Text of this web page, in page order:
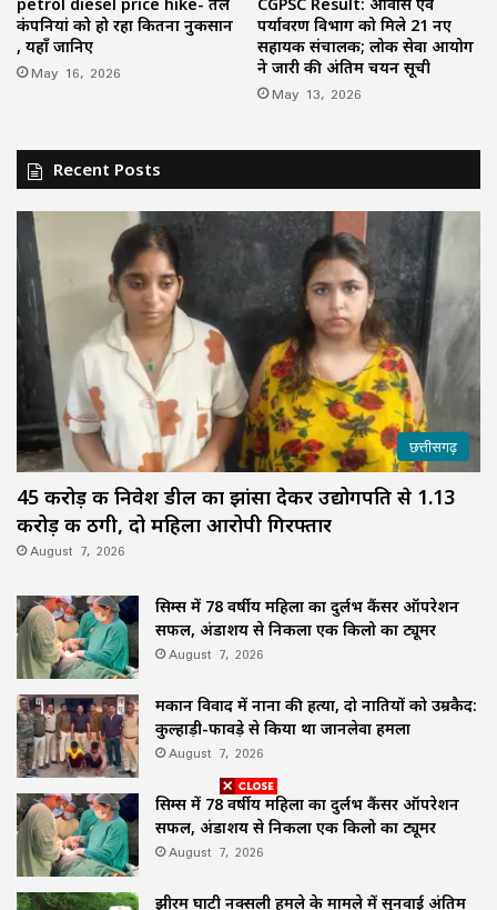
कंपनियां को हो रहा कितना नुकसान
, यहाँ जानिए
May 16, 2026
पर्यावरण विभाग को मिले 21 नए
सहायक संचालक; लोक सेवा आयोग
ने जारी की अंतिम चयन सूची
May 13, 2026
Recent Posts
छत्तीसगढ़
45 करोड़ की निवेश डील का झांसा देकर उद्योगपति से 1.13
करोड़ की ठगी, दो महिला आरोपी गिरफ्तार
August 7, 2026
सिम्स में 78 वर्षीय महिला का दुर्लभ कैंसर ऑपरेशन
सफल, अंडाशय से निकला एक किलो का ट्यूमर
August 7, 2026
मकान विवाद में नाना की हत्या, दो नातियों को उम्रकैद:
कुल्हाड़ी-फावड़े से किया था जानलेवा हमला
August 7, 2026
सिम्स में 78 वर्षीय महिला का दुर्लभ कैंसर ऑपरेशन
सफल, अंडाशय से निकला एक किलो का ट्यूमर
August 7, 2026
झीरम घाटी नक्सली हमले के मामले में सुनवाई अंतिम